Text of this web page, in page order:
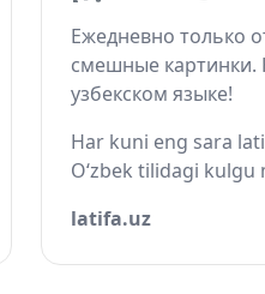
Ежедневно только
смешные
узбекском языке!
Har kuni eng sara
O‘zbek tilidagi kulgu
latifa.uz